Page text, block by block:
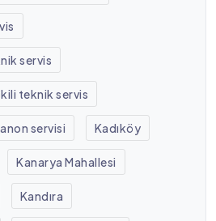
servis
teknik servis
servisi Kadıköy
Kanarya Mahallesi
Kandıra